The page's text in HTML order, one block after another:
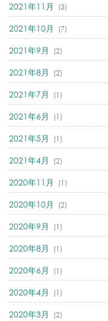
2021年11月 (3)
2021年10月 (7)
2021年9月 (2)
2021年8月 (2)
2021年7月 (1)
2021年6月 (1)
2021年5月 (1)
2021年4月 (2)
2020年11月 (1)
2020年10月 (2)
2020年9月 (1)
2020年8月 (1)
2020年6月 (1)
2020年4月 (1)
2020年3月 (2)